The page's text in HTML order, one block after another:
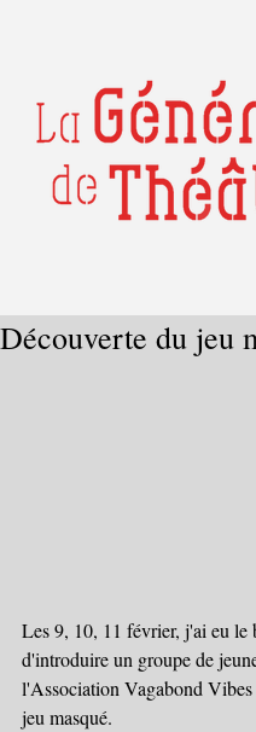
Découverte du jeu
Les 9, 10, 11 février, j'ai eu le
d'introduire un groupe de
l'Association Vagabond
jeu masqué.